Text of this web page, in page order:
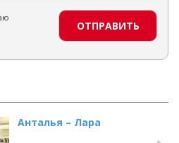
ОТПРАВИТЬ
Анталья – Лара